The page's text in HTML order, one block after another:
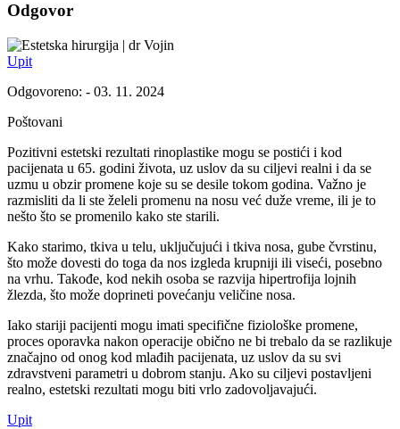
Odgovor
dr Vojin
Upit
Odgovoreno: - 03. 11. 2024
Poštovani
Pozitivni estetski rezultati rinoplastike mogu se postići i kod
pacijenata u 65. godini života, uz uslov da su ciljevi realni i da se
uzmu u obzir promene koje su se desile tokom godina. Važno je
razmisliti da li ste želeli promenu na nosu već duže vreme, ili je to
nešto što se promenilo kako ste starili.
Kako starimo, tkiva u telu, uključujući i tkiva nosa, gube čvrstinu,
što može dovesti do toga da nos izgleda krupniji ili viseći, posebno
na vrhu. Takođe, kod nekih osoba se razvija hipertrofija lojnih
žlezda, što može doprineti povećanju veličine nosa.
Iako stariji pacijenti mogu imati specifične fiziološke promene,
proces oporavka nakon operacije obično ne bi trebalo da se razlikuje
značajno od onog kod mlađih pacijenata, uz uslov da su svi
zdravstveni parametri u dobrom stanju. Ako su ciljevi postavljeni
realno, estetski rezultati mogu biti vrlo zadovoljavajući.
Upit